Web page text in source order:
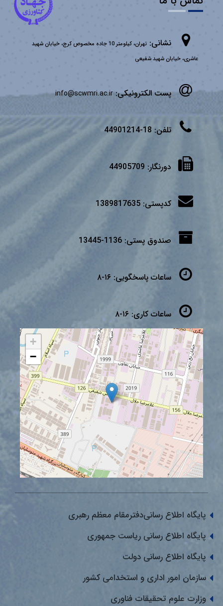
نشانی:
تهران، کیلومتر 10 جاده مخصوص کرج، خیابان شهید
عاشری، خیابان شهید شفیعی
پست الکترونیکی:info@scwmri.ac.ir
تلفن: 18-44901214
دورنگار: 44905709
کدپستی: 1389817635
صندوق پستی: 1136-13445
ساعات پاسخگویی: ۱۶-۸
ساعات کاری: ۱۶-۸
+
−
پایگاه اطلاع رسانی‌دفترمقام معظم رهبری
پایگاه اطلاع رسانی ریاست جمهوری
پایگاه اطلاع رسانی دولت
سازمان امور اداری و استخدامی کشور
وزارت علوم تحقیقات فناوری